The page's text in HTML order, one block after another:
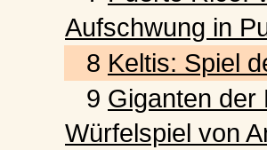
Aufschwung in
8 Keltis: Spiel
9 Giganten der
Würfelspiel von